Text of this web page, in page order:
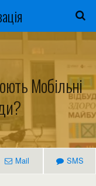
Мобільні
Mail SMS